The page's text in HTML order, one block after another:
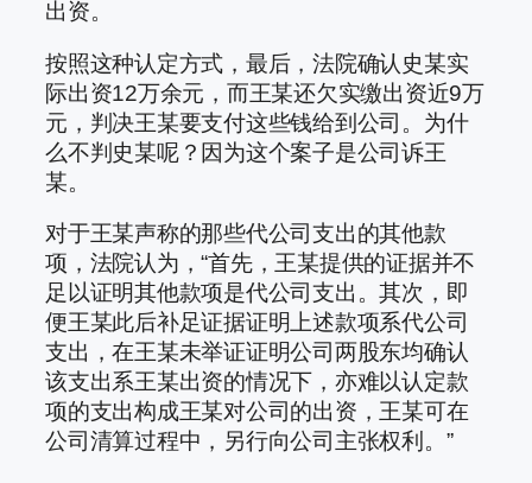
出资。
按照这种认定方式，最后，法院确认史某实
际出资12万余元，而王某还欠实缴出资近9万
元，判决王某要支付这些钱给到公司。为什
么不判史某呢？因为这个案子是公司诉王
某。
对于王某声称的那些代公司支出的其他款
项，法院认为，“首先，王某提供的证据并不
足以证明其他款项是代公司支出。其次，即
便王某此后补足证据证明上述款项系代公司
支出，在王某未举证证明公司两股东均确认
该支出系王某出资的情况下，亦难以认定款
项的支出构成王某对公司的出资，王某可在
公司清算过程中，另行向公司主张权利。”